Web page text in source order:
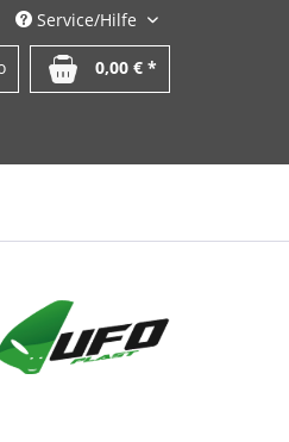
Service/Hilfe
0,00 € *